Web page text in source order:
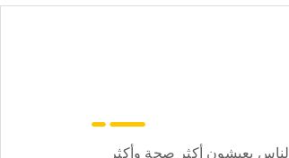
يعيشون أكثر صحة وأكثر